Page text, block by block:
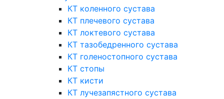
КТ коленного сустава
КТ плечевого сустава
КТ локтевого сустава
КТ тазобедренного сустава
КТ голеностопного сустава
КТ стопы
КТ кисти
КТ лучезапястного сустава